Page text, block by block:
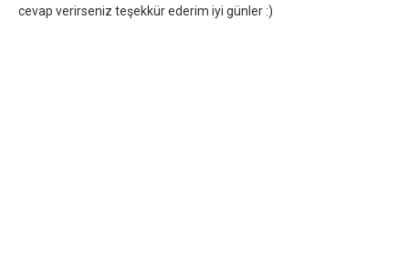
cevap verirseniz teşekkür ederim iyi günler :)